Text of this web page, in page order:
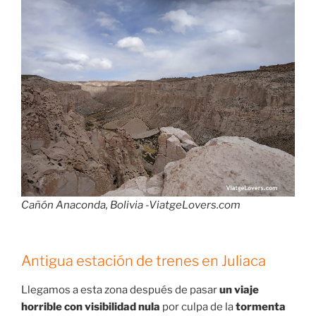
Cañón Anaconda, Bolivia -ViatgeLovers.com
Antigua estación de trenes en Juliaca
Llegamos a esta zona después de pasarun viaje
horrible con visibilidad nula por culpa de latormenta